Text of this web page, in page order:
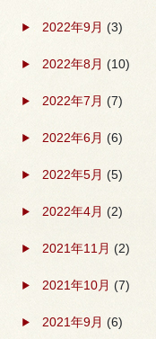
2022年9月 (3)
2022年8月 (10)
2022年7月 (7)
2022年6月 (6)
2022年5月 (5)
2022年4月 (2)
2021年11月 (2)
2021年10月 (7)
2021年9月 (6)